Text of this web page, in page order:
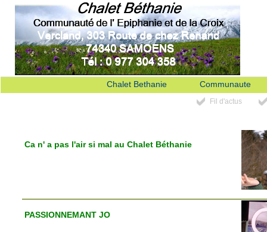
Chalet Bethanie Communaute
Fil d'actus
Ca n' a pas l'air si mal au Chalet Béthanie
PASSIONNEMANT JO